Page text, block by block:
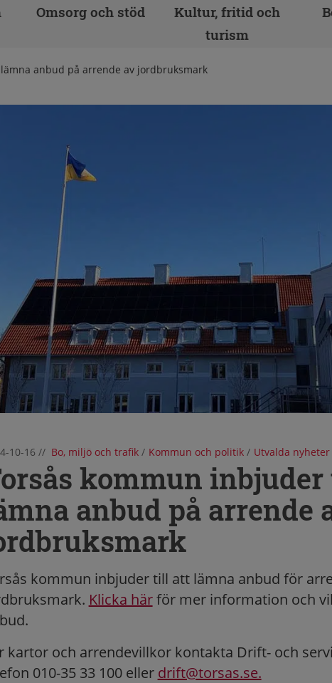
Omsorg och stöd
Kultur, fritid och
turism
anbud på arrende av jordbruksmark
10-16 // Bo, miljö och trafik / Kommun och politik / Utvalda nyheter
kommun
anbud på arrende
kommun inbjuder till att lämna anbud för
Klicka härför mer information och
kartor och arrendevillkor kontakta Drift- och
010-35 33 100 eller drift@torsas.se.